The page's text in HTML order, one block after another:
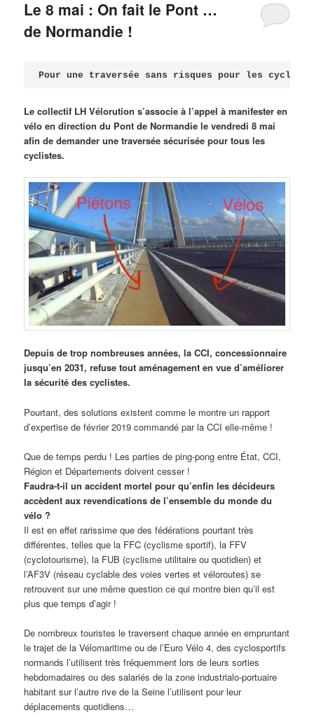
Le 8 mai : On fait le Pont …
de Normandie !
Pour une traversée sans risques pour les
Le collectif LH Vélorution s’associe à l’appel à manifester en
vélo en direction du Pont de Normandie le vendredi 8 mai
afin de demander une traversée sécurisée pour tous les
cyclistes.
Depuis de trop nombreuses années, la CCI, concessionnaire
jusqu’en 2031, refuse tout aménagement en vue d’améliorer
la sécurité des cyclistes.
Pourtant, des solutions existent comme le montre un rapport
d’expertise de février 2019 commandé par la CCI elle-même !
Que de temps perdu ! Les parties de ping-pong entre État, CCI,
Région et Départements doivent cesser !
Faudra-t-il un accident mortel pour qu’enfin les décideurs
accèdent aux revendications de l’ensemble du monde du
vélo ?
Il est en effet rarissime que des fédérations pourtant très
différentes, telles que la FFC (cyclisme sportif), la FFV
(cyclotourisme), la FUB (cyclisme utilitaire ou quotidien) et
l’AF3V (réseau cyclable des voies vertes et véloroutes) se
retrouvent sur une même question ce qui montre bien qu’il est
plus que temps d’agir !
De nombreux touristes le traversent chaque année en empruntant
le trajet de la Vélomaritime ou de l’Euro Vélo 4, des cyclosportifs
normands l’utilisent très fréquemment lors de leurs sorties
hebdomadaires ou des salariés de la zone industrialo-portuaire
habitant sur l’autre rive de la Seine l’utilisent pour leur
déplacements quotidiens…